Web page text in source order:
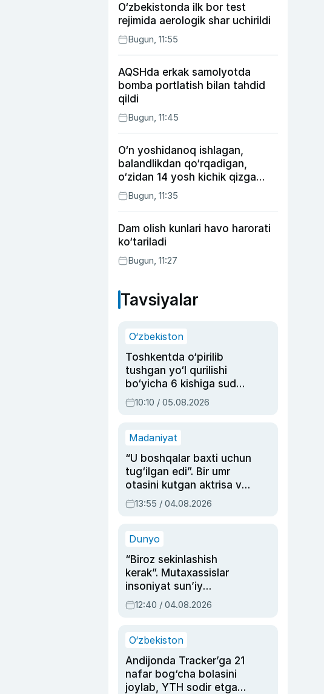
O‘zbekistonda ilk bor test
rejimida aerologik shar uchirildi
Bugun, 11:55
AQSHda erkak samolyotda
bomba portlatish bilan tahdid
qildi
Bugun, 11:45
O‘n yoshidanoq ishlagan,
balandlikdan qo‘rqadigan,
o‘zidan 14 yosh kichik qizga
uylangan Yorqinxo‘ja Umarov
34 yoshda
Bugun, 11:35
Dam olish kunlari havo harorati
ko‘tariladi
Bugun, 11:27
Tavsiyalar
O‘zbekiston
Toshkentda o‘pirilib
tushgan yo‘l qurilishi
bo‘yicha 6 kishiga sud
hukmi o‘qildi
10:10 / 05.08.2026
Madaniyat
“U boshqalar baxti uchun
tug‘ilgan edi”. Bir umr
otasini kutgan aktrisa va
dublyaj ustasi Rimma
Ahmedovaning
13:55 / 04.08.2026
Dunyo
“Biroz sekinlashish
kerak”. Mutaxassislar
insoniyat sun’iy
intellektni boshqara
olmay qolishidan xavotir
12:40 / 04.08.2026
O‘zbekiston
Andijonda Tracker’ga 21
nafar bog‘cha bolasini
joylab, YTH sodir etgan